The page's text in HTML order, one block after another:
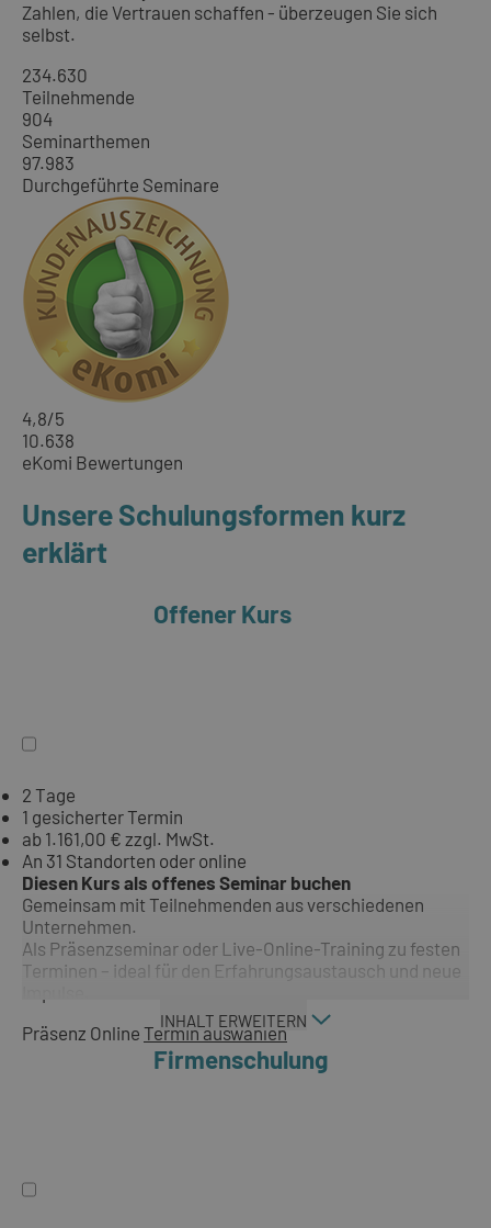
Zahlen, die Vertrauen schaffen - überzeugen Sie sich
selbst.
234.630
Teilnehmende
904
Seminarthemen
97.983
Durchgeführte Seminare
4,8/5
10.638
eKomi Bewertungen
Unsere Schulungsformen kurz
erklärt
Offener Kurs
2 Tage
1 gesicherter Termin
ab 1.161,00 € zzgl. MwSt.
An 31 Standorten oder online
Diesen Kurs als offenes Seminar buchen
Gemeinsam mit Teilnehmenden aus verschiedenen
Unternehmen.
Als Präsenzseminar oder Live-Online-Training zu festen
Terminen – ideal für den Erfahrungsaustausch und neue
INHALT ERWEITERN
Präsenz Online Termin auswählen
Firmenschulung